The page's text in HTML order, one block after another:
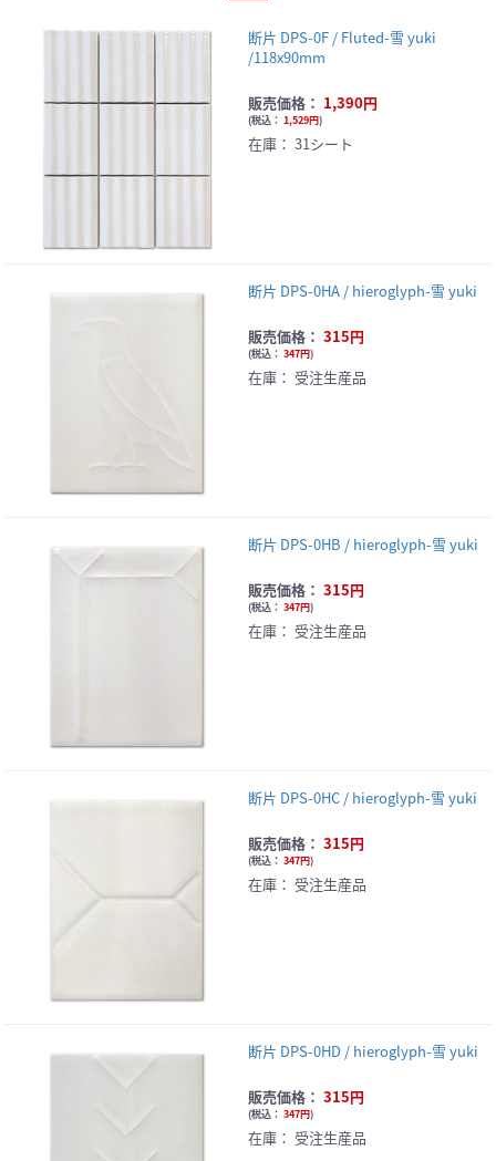
断片 DPS-0F / Fluted-雪 yuki
/118x90mm
販売価格： 1,390円
(税込： 1,529円)
在庫： 31シート
断片 DPS-0HA / hieroglyph-雪 yuki
販売価格： 315円
(税込： 347円)
在庫： 受注生産品
断片 DPS-0HB / hieroglyph-雪 yuki
販売価格： 315円
(税込： 347円)
在庫： 受注生産品
断片 DPS-0HC / hieroglyph-雪 yuki
販売価格： 315円
(税込： 347円)
在庫： 受注生産品
断片 DPS-0HD / hieroglyph-雪 yuki
販売価格： 315円
(税込： 347円)
在庫： 受注生産品